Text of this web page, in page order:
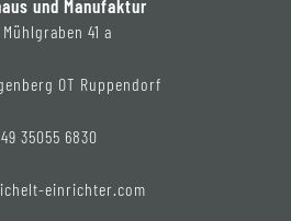
und Manufaktur
Mühlgraben 41 a
OT Ruppendorf
35055 6830
einrichter.com